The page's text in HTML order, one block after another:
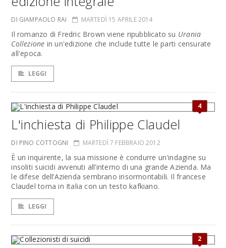
DI GIAMPAOLO RAI MARTEDÌ 15 APRILE 2014
Il romanzo di Fredric Brown viene ripubblicato su Urania
Collezione in un'edizione che include tutte le parti censurate
all'epoca.
LEGGI
4
L'inchiesta di Philippe Claudel
DI PINO COTTOGNI MARTEDÌ 7 FEBBRAIO 2012
È un inquirente, la sua missione è condurre un'indagine su
insoliti suicidi avvenuti all’interno di una grande Azienda. Ma
le difese dell’Azienda sembrano insormontabili. Il francese
Claudel torna in Italia con un testo kafkiano.
LEGGI
2